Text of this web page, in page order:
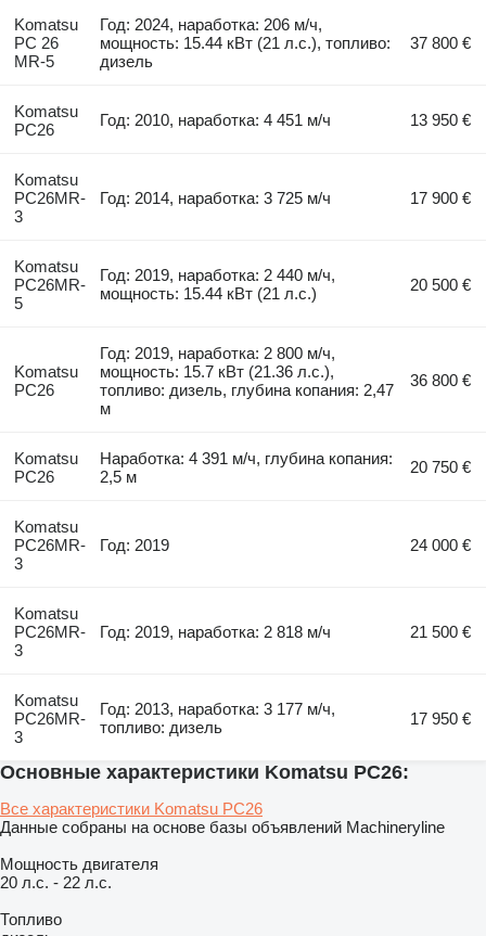
Komatsu
PC 26
MR-5
Год: 2024, наработка: 206 м/ч,
мощность: 15.44 кВт (21 л.с.), топливо:
дизель
37 800 €
Komatsu
PC26
Год: 2010, наработка: 4 451 м/ч 13 950 €
Komatsu
PC26MR-
3
Год: 2014, наработка: 3 725 м/ч 17 900 €
Komatsu
PC26MR-
5
Год: 2019, наработка: 2 440 м/ч,
мощность: 15.44 кВт (21 л.с.)
20 500 €
Komatsu
PC26
Год: 2019, наработка: 2 800 м/ч,
мощность: 15.7 кВт (21.36 л.с.),
топливо: дизель, глубина копания: 2,47
м
36 800 €
Komatsu
PC26
Наработка: 4 391 м/ч, глубина копания:
2,5 м
20 750 €
Komatsu
PC26MR-
3
Год: 2019 24 000 €
Komatsu
PC26MR-
3
Год: 2019, наработка: 2 818 м/ч 21 500 €
Komatsu
PC26MR-
3
Год: 2013, наработка: 3 177 м/ч,
топливо: дизель
17 950 €
Основные характеристики Komatsu PC26:
Все характеристики Komatsu PC26
Данные собраны на основе базы объявлений Machineryline
Мощность двигателя
20 л.с. - 22 л.с.
Топливо